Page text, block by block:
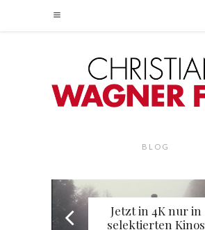
BLOG
Jetzt in 4K nur in
selektierten Kinos